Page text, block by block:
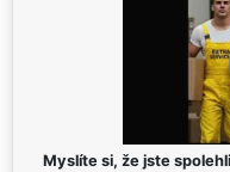
Myslíte si, že jste